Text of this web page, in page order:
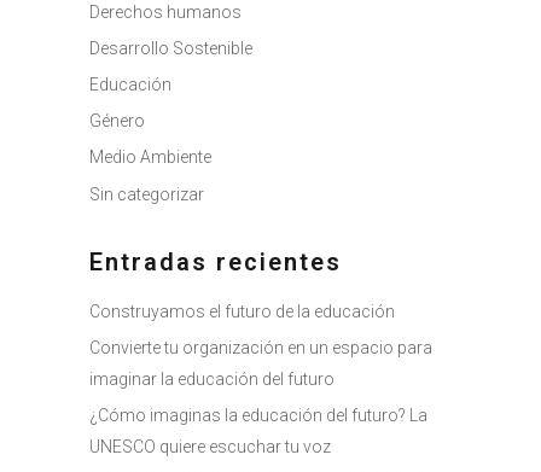
Derechos humanos
Desarrollo Sostenible
Educación
Género
Medio Ambiente
Sin categorizar
Entradas recientes
Construyamos el futuro de la educación
Convierte tu organización en un espacio para
imaginar la educación del futuro
¿Cómo imaginas la educación del futuro? La
UNESCO quiere escuchar tu voz